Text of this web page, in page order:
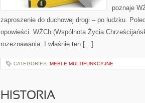
poznaje
zaproszenie do duchowej drogi – po ludzku.
opowieści. WŻCh (Wspólnota Życia
rozeznawania. I właśnie ten […]
CATEGORIES: MEBLE MULTIFUNKCYJNE
HISTORIA